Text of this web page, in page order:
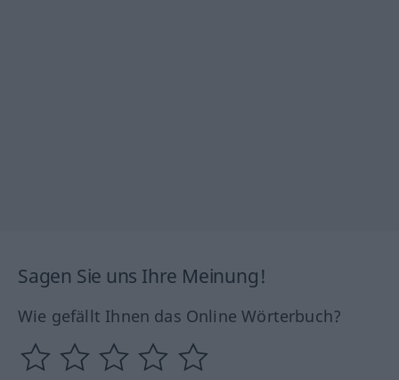
Sagen Sie uns Ihre Meinung!
Wie gefällt Ihnen das Online Wörterbuch?